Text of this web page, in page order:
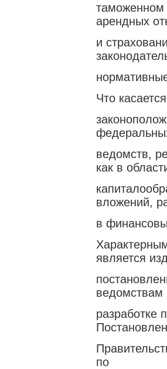
таможенном
арендных
и
Что
ведомств,
как в
вложений,
в
является
ведомствам
разработке
по